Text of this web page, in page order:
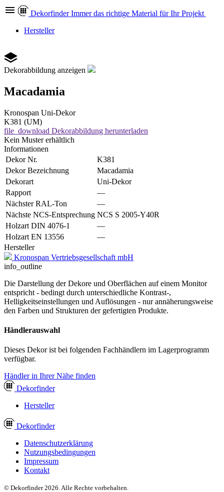
Dekorfinder Immer das richtige Material für Ihr Projekt
Hersteller
Dekorabbildung anzeigen
Macadamia
Kronospan Uni-Dekor
K381 (UM)
file_download Dekorabbildung herunterladen
Kein Muster erhältlich
Informationen
Dekor Nr.
K381
Dekor Bezeichnung
Macadamia
Dekorart
Uni-Dekor
Rapport
—
Nächster RAL-Ton
—
Nächste NCS-Entsprechung NCS S 2005-Y40R
Holzart DIN 4076-1
—
Holzart EN 13556
—
Hersteller
Kronospan Vertriebsgesellschaft mbH
info_outline
Die Darstellung der Dekore und Oberflächen auf einem Monitor
entspricht - bedingt durch unterschiedliche Kontrast-,
Helligkeitseinstellungen und Auflösungen - nur annäherungsweise
den Farben und Strukturen der gefertigten Produkte.
Händlerauswahl
Dieses Dekor ist bei folgenden Fachhändlern im Lagerprogramm
verfügbar.
Händler in Ihrer Nähe finden
Dekorfinder
Hersteller
Dekorfinder
Datenschutzerklärung
Nutzungsbedingungen
Impressum
Kontakt
© Dekorfinder 2026. Alle Rechte vorbehalten.